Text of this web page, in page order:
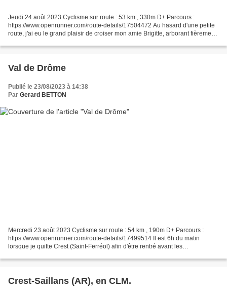
Jeudi 24 août 2023 Cyclisme sur route : 53 km , 330m D+ Parcours :
https://www.openrunner.com/route-details/17504472 Au hasard d'une petite
route, j'ai eu le grand plaisir de croiser mon amie Brigitte, arborant fièrement
Val de Drôme
Publié le 23/08/2023 à 14:38
Par Gerard BETTON
Mercredi 23 août 2023 Cyclisme sur route : 54 km , 190m D+ Parcours :
https://www.openrunner.com/route-details/17499514 Il est 6h du matin
lorsque je quitte Crest (Saint-Ferréol) afin d'être rentré avant les
Crest-Saillans (AR), en CLM.